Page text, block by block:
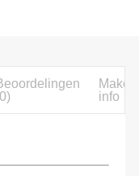
Maker
info